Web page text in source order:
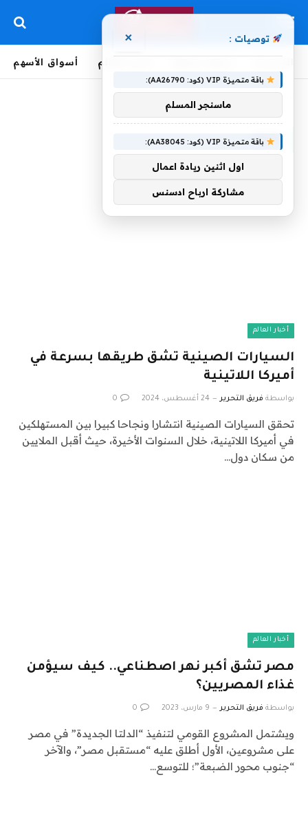
أخبار العالم أسواق الأسهم
تشق
أخبار العالم
السيارات الصينية تشق طريقها بسرعة في
أميركا اللاتينية
بواسطة فريق التحرير 24 أغسطس، 2024 0
تحقق السيارات الصينية انتشارا ونجاحا كبيرا بين المستهلكين
في أميركا اللاتينية، خلال السنوات الأخيرة، حيث أقبل الملايين
من سكان دول…
أخبار العالم
مصر تشق أكبر نهر اصطناعي.. كيف سيؤمن
غذاء المصريين؟
بواسطة فريق التحرير 9 مارس، 2023 0
ويشتمل المشروع القومي لتنفيذ “الدلتا الجديدة” في مصر
على مشروعين، الأول أطلق عليه “مستقبل مصر”، والآخر
“جنوب محور الضبعة”؛ للتوسع…
توصيات : ×
باقة متميزة VIP (كود: AA26790):
ماسنجر المسلم
باقة متميزة VIP (كود: AA38045):
اول اثنين ريادة اعمال
مشاركة ارباح ادسنس